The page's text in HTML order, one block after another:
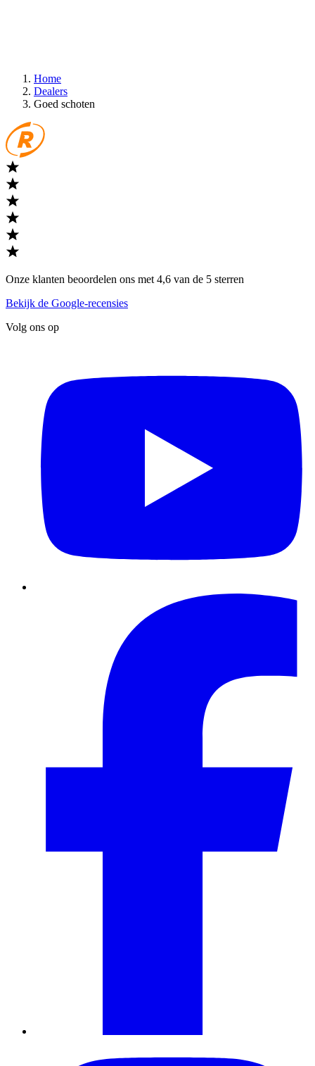
Home
Dealers
Goed schoten
Onze klanten beoordelen ons met 4,6 van de 5 sterren
Bekijk de Google-recensies
Volg ons op